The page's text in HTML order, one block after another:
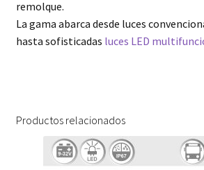
remolque.
La gama abarca desde luces
hasta sofisticadas luces LED
Productos relacionados